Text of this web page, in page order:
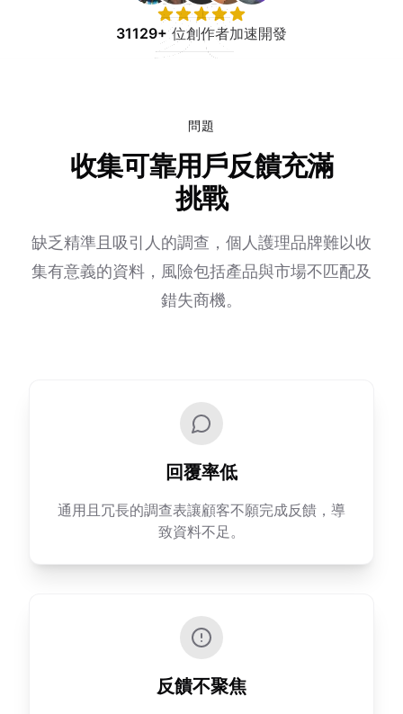
31129+位創作者加速開發
問題
收集可靠用戶反饋充滿
挑戰
缺乏精準且吸引人的調查，個人護理品牌難以收
集有意義的資料，風險包括產品與市場不匹配及
錯失商機。
回覆率低
通用且冗長的調查表讓顧客不願完成反饋，導
致資料不足。
反饋不聚焦